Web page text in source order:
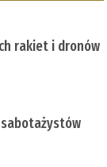
rakiet i dronów